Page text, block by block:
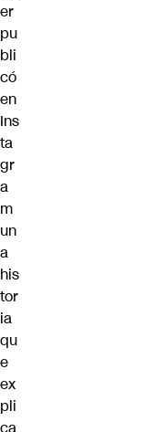
er
pu
bli
có
en
Ins
ta
gr
a
m
un
a
his
tor
ia
qu
e
ex
pli
ca